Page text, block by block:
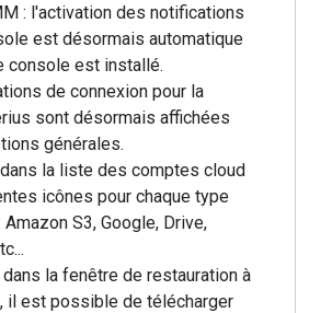
: l'activation des notifications
est désormais automatique
console est installé.
de connexion pour la
sont désormais affichées
générales.
la liste des comptes cloud
icônes pour chaque type
S3, Google, Drive,
la fenêtre de restauration à
il est possible de télécharger